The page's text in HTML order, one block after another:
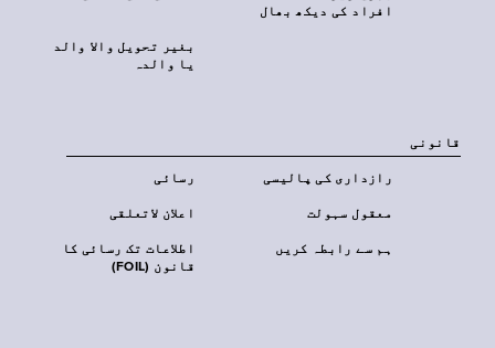
افراد کی دیکھ بھال
بغیر تحویل والا والد
یا والدہ
قانونی
رسائی رازداری کی پالیسی
اعلان لاتعلقی معقول سہولت
اطلاعات تک رسائی کا
قانون (FOIL)
ہم سے رابطہ کریں